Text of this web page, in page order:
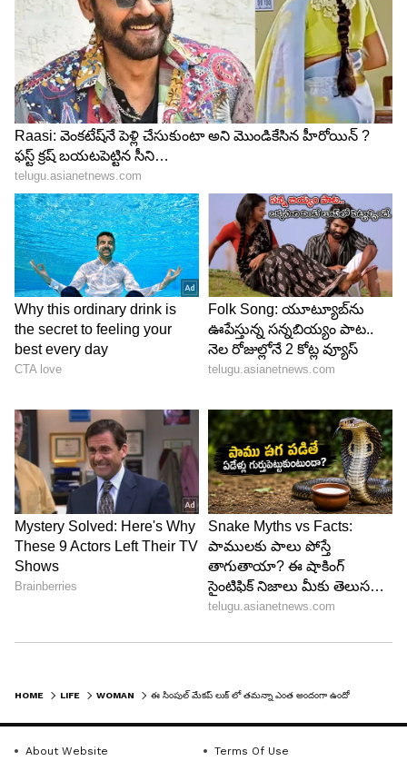
Tamannah
తమన్నా పెదవులు కాటన్ క్యాండీ పింక్ లో మెరిసిపోతూ
ఉంటాయి. ఈమె పెదాలు అందంగా కనిపించేందుకు మంచి
ప్రొడక్ట్స్ ను వాడుతుంది. అలాగే ఈమె బుగ్గలు కూడా
ఎర్రగా మెరసిపోతూ ఉంటాయి. ఈమె వాడే ఐషాడో
తమన్నాకు బార్బీ లుక్ ను ఇస్తుంది.
6
6
HOME LIFE WOMAN
About Website
Terms Of Use